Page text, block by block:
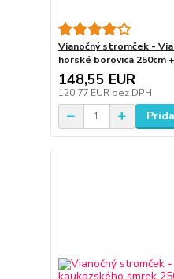
Vianočný stromček -
horské borovica 250cm
148,55 EUR
120,77 EUR bez DPH